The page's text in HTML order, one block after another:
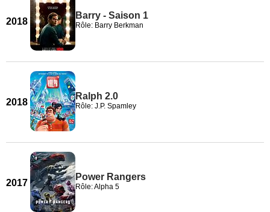
2018
Barry - Saison 1
Rôle: Barry Berkman
2018
Ralph 2.0
Rôle: J.P. Spamley
2017
Power Rangers
Rôle: Alpha 5